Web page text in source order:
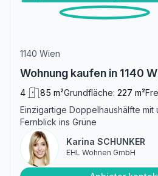
1140 Wien
Wohnung kaufen in 1140
4 85 m²Grundfläche: 227 m²
Einzigartige Doppelhaushälfte mit
Fernblick ins Grüne
Karina SCHUNKER
EHL Wohnen GmbH